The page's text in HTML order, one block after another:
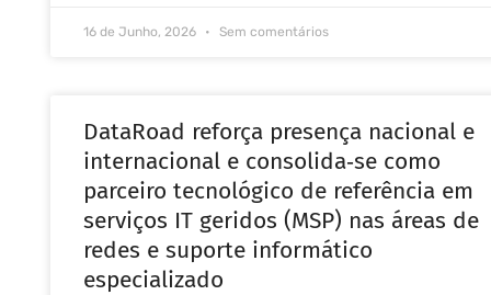
16 de Junho, 2026 Sem comentários
DataRoad reforça presença nacional e
internacional e consolida‑se como
parceiro tecnológico de referência em
serviços IT geridos (MSP) nas áreas de
redes e suporte informático
especializado